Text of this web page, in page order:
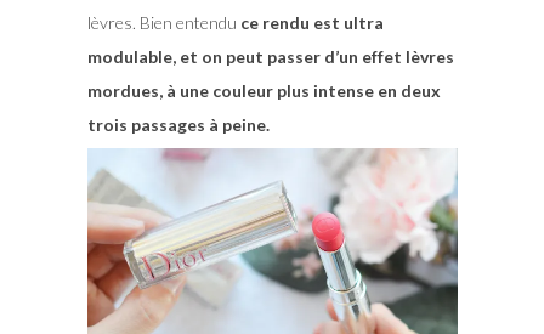
lèvres. Bien entendu ce rendu est ultra
modulable, et on peut passer d’un effet lèvres
mordues, à une couleur plus intense en deux
trois passages à peine.